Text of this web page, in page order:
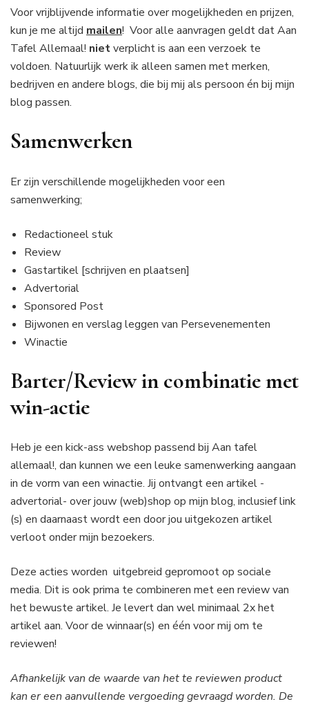
Voor vrijblijvende informatie over mogelijkheden en prijzen,
kun je me altijd mailen! Voor alle aanvragen geldt dat Aan
Tafel Allemaal! nietverplicht is aan een verzoek te
voldoen. Natuurlijk werk ik alleen samen met merken,
bedrijven en andere blogs, die bij mij als persoon én bij mijn
blog passen.
Samenwerken
Er zijn verschillende mogelijkheden voor een
samenwerking;
Redactioneel stuk
Review
Gastartikel [schrijven en plaatsen]
Advertorial
Sponsored Post
Bijwonen en verslag leggen van Persevenementen
Winactie
Barter/Review in combinatie met
win-actie
Heb je een kick-ass webshop passend bij Aan tafel
allemaal!, dan kunnen we een leuke samenwerking aangaan
in de vorm van een winactie. Jij ontvangt een artikel -
advertorial- over jouw (web)shop op mijn blog, inclusief link
(s) en daarnaast wordt een door jou uitgekozen artikel
verloot onder mijn bezoekers.
Deze acties worden uitgebreid gepromoot op sociale
media. Dit is ook prima te combineren met een review van
het bewuste artikel. Je levert dan wel minimaal 2x het
artikel aan. Voor de winnaar(s) en één voor mij om te
reviewen!
Afhankelijk van de waarde van het te reviewen product
kan er een aanvullende vergoeding gevraagd worden. De